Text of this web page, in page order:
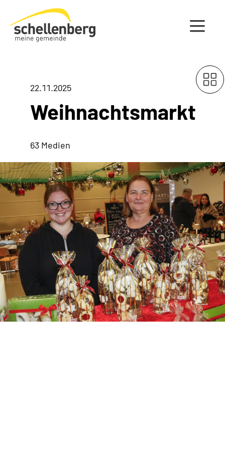
Gemeinde Schellenberg Startseite
22.11.2025
Weihnachtsmarkt
63 Medien